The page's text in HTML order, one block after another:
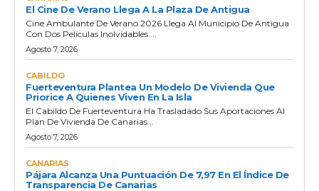
El Cine De Verano Llega A La Plaza De Antigua
Cine Ambulante De Verano 2026 Llega Al Municipio De Antigua
Con Dos Películas Inolvidables....
Agosto 7, 2026
CABILDO
Fuerteventura Plantea Un Modelo De Vivienda Que
Priorice A Quienes Viven En La Isla
El Cabildo De Fuerteventura Ha Trasladado Sus Aportaciones Al
Plan De Vivienda De Canarias...
Agosto 7, 2026
CANARIAS
Pájara Alcanza Una Puntuación De 7,97 En El Índice De
Transparencia De Canarias